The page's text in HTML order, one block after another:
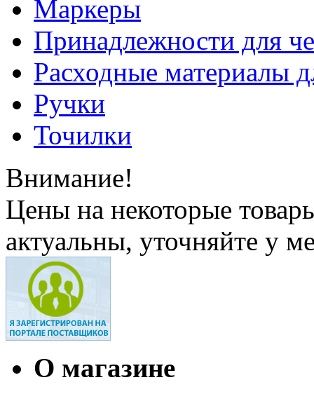
Маркеры
Принадлежности для
Расходные материалы
Ручки
Точилки
Внимание!
Цены на некоторые
актуальны, уточняйте у
О магазине